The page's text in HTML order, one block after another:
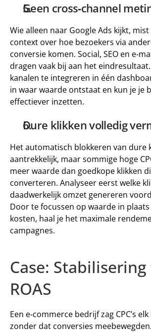
Geen cross‑channel
Wie alleen naar Google Ads kijkt,
context over hoe bezoekers via
conversie komen. Social, SEO en
dragen vaak bij aan het
kanalen te integreren in één
in waar waarde ontstaat en kun je je
effectiever inzetten.
Dure klikken volledig
Het automatisch blokkeren van dure
aantrekkelijk, maar sommige hoge
meer waarde dan goedkope klikken
converteren. Analyseer eerst welke
daadwerkelijk omzet genereren
Door te focussen op waarde in
kosten, haal je het maximale
campagnes.
Case:
ROAS
Een e‑commerce bedrijf zag CPC’s
zonder dat conversies